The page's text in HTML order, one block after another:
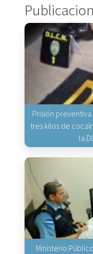
Prisión
tres kilos de
la
Ministerio